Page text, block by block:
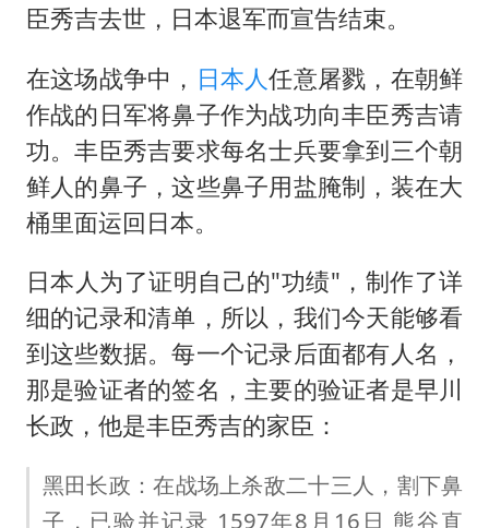
臣秀吉去世，日本退军而宣告结束。
在这场战争中， 日本人任意屠戮，在朝鲜
作战的日军将鼻子作为战功向丰臣秀吉请
功。丰臣秀吉要求每名士兵要拿到三个朝
鲜人的鼻子，这些鼻子用盐腌制，装在大
桶里面运回日本。
日本人为了证明自己的"功绩"，制作了详
细的记录和清单，所以，我们今天能够看
到这些数据。每一个记录后面都有人名，
那是验证者的签名，主要的验证者是早川
长政，他是丰臣秀吉的家臣：
黑田长政：在战场上杀敌二十三人，割下鼻
子，已验并记录 1597年8月16日 熊谷直